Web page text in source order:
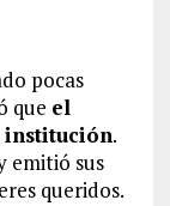
pocas
que el
institución.
emitió sus
queridos.